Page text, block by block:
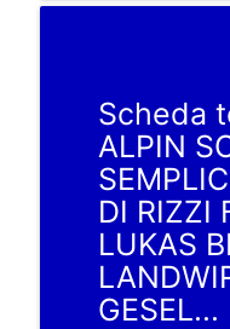
Scheda
ALPIN
DI RIZZI
LUKAS
GESEL...